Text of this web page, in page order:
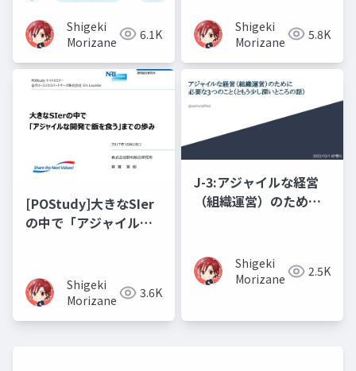
Shigeki
Morizane
6.1K
ョンが必要ないわけが
ない
Shigeki
Morizane
5.8K
[POStudy]大きなSIer
の中で「アジャイルな
Shigeki
Morizane
3.6K
J-3:アジャイルな経営
（組織運営）のために
話）
Shigeki
Morizane
2.5K